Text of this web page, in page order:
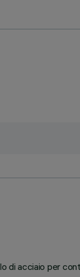
di acciaio per